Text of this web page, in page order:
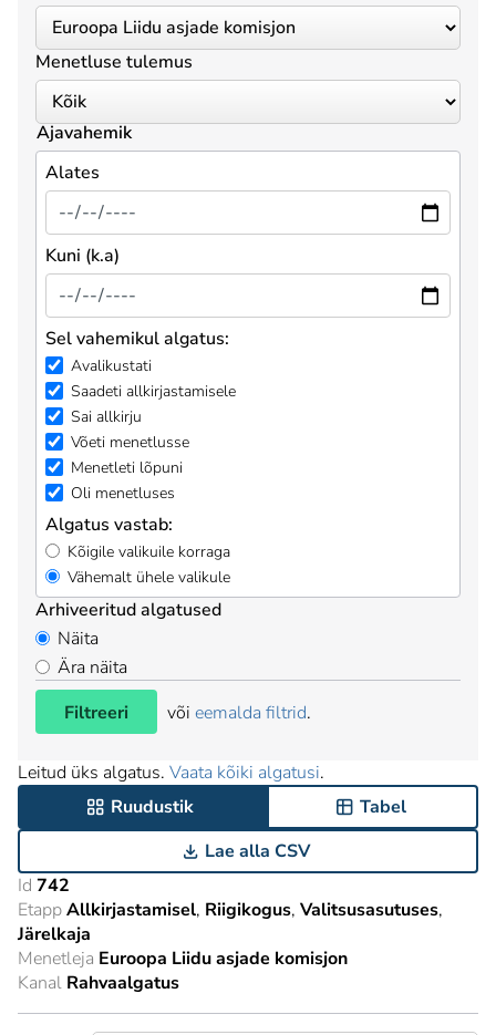
Menetluse tulemus
Ajavahemik
Alates
Kuni (k.a)
Sel vahemikul algatus:
Avalikustati
Saadeti allkirjastamisele
Sai allkirju
Võeti menetlusse
Menetleti lõpuni
Oli menetluses
Algatus vastab:
Kõigile valikuile korraga
Vähemalt ühele valikule
Arhiveeritud algatused
Näita
Ära näita
Filtreeri
või eemalda filtrid.
Leitud üks algatus. Vaata kõiki algatusi.
Ruudustik
Tabel
Lae alla CSV
Id 742
EtappAllkirjastamisel Riigikogus Valitsusasutuses
Järelkaja
Menetleja Euroopa Liidu asjade komisjon
Kanal Rahvaalgatus